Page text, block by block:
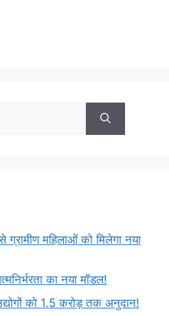
महिलाओं को मिलेगा नया
का नया मॉडल!
को 1.5 करोड़ तक अनुदान!